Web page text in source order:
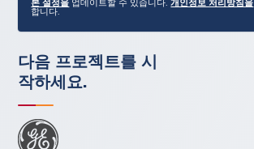
합니다.
다음 프로젝트를 시
작하세요.